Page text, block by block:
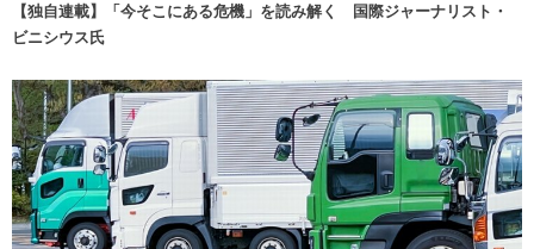
【独自連載】「今そこにある危機」を読み解く 国際ジャーナリスト・
ビニシウス氏